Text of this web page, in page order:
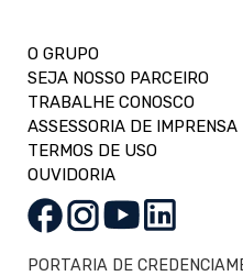
O GRUPO
SEJA NOSSO PARCEIRO
TRABALHE CONOSCO
ASSESSORIA DE IMPRENSA
TERMOS DE USO
OUVIDORIA
PORTARIA DE